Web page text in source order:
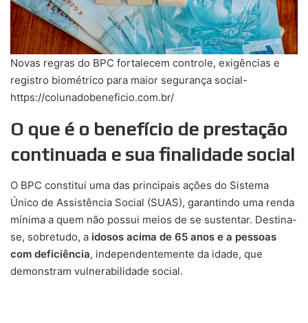
Novas regras do BPC fortalecem controle, exigências e
registro biométrico para maior segurança social-
https://colunadobeneficio.com.br/
O que é o benefício de prestação
continuada e sua finalidade social
O BPC constitui uma das principais ações do Sistema
Único de Assistência Social (SUAS), garantindo uma renda
mínima a quem não possui meios de se sustentar. Destina-
se, sobretudo, a idosos acima de 65 anos e a pessoas
com deficiência, independentemente da idade, que
demonstram vulnerabilidade social.